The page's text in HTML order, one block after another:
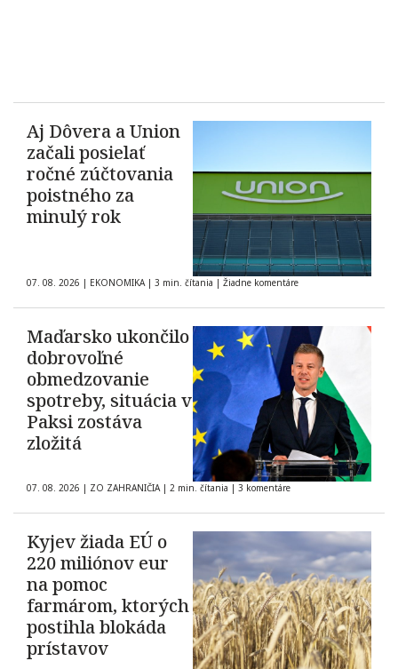
Aj Dôvera a Union
začali posielať
ročné zúčtovania
poistného za
minulý rok
07. 08. 2026 | EKONOMIKA | 3 min. čítania | Žiadne komentáre
Maďarsko ukončilo
dobrovoľné
obmedzovanie
spotreby, situácia v
Paksi zostáva
zložitá
07. 08. 2026 | ZO ZAHRANIČIA | 2 min. čítania | 3 komentáre
Kyjev žiada EÚ o
220 miliónov eur
na pomoc
farmárom, ktorých
postihla blokáda
prístavov